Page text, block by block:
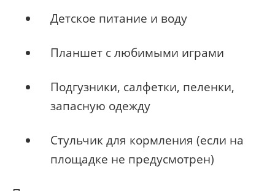
Детское питание и воду
Планшет с любимыми играми
Подгузники, салфетки, пеленки,
запасную одежду
Стульчик для кормления (если на
площадке не предусмотрен)